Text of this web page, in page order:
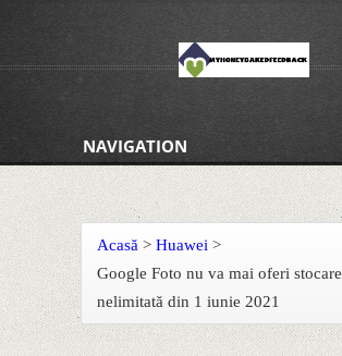
NAVIGATION
Acasă > Huawei >
Google Foto nu va mai oferi stocare
nelimitată din 1 iunie 2021